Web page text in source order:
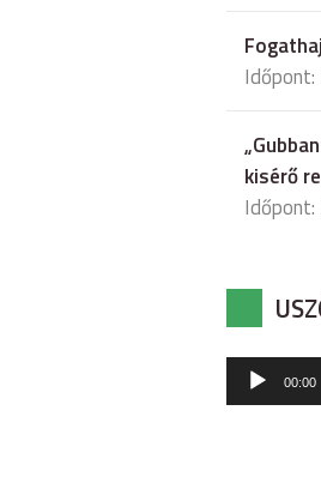
Időpont:
kisérő
Időpont:
Audió
lejátszó
00:00